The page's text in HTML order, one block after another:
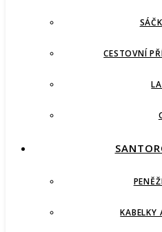
CESTOVNÍ
KABELKY